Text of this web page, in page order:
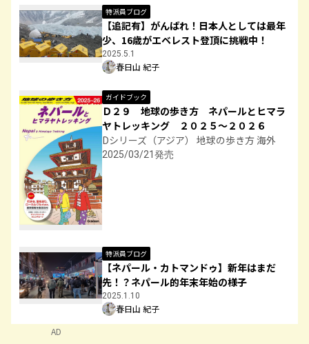
特派員ブログ
【追記有】がんばれ！日本人としては最年
少、16歳がエベレスト登頂に挑戦中！
2025.5.1
春日山 紀子
ガイドブック
Ｄ２９ 地球の歩き方 ネパールとヒマラ
ヤトレッキング ２０２５～２０２６
Dシリーズ（アジア） 地球の歩き方 海外
2025/03/21発売
特派員ブログ
【ネパール・カトマンドゥ】新年はまだ
先！？ネパール的年末年始の様子
2025.1.10
春日山 紀子
AD